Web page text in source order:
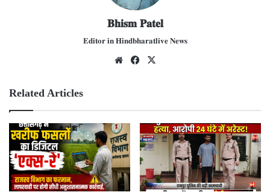
𝐁𝐡𝐢𝐬𝐦 𝐏𝐚𝐭𝐞𝐥
𝐄𝐝𝐢𝐭𝐨𝐫 𝐢𝐧 𝐇𝐢𝐧𝐝𝐛𝐡𝐚𝐫𝐚𝐭𝐥𝐢𝐯𝐞 𝐍𝐞𝐰𝐬
We
Fac
Related Articles